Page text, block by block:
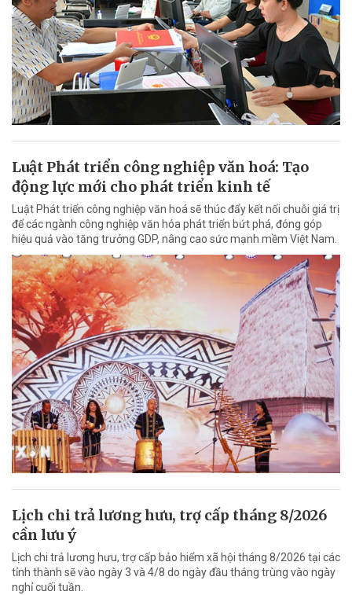
Luật Phát triển công nghiệp văn hoá: Tạo
động lực mới cho phát triển kinh tế
Luật Phát triển công nghiệp văn hoá sẽ thúc đẩy kết nối chuỗi giá trị
để các ngành công nghiệp văn hóa phát triển bứt phá, đóng góp
hiệu quả vào tăng trưởng GDP, nâng cao sức mạnh mềm Việt Nam.
Lịch chi trả lương hưu, trợ cấp tháng 8/2026
cần lưu ý
Lịch chi trả lương hưu, trợ cấp bảo hiểm xã hội tháng 8/2026 tại các
tỉnh thành sẽ vào ngày 3 và 4/8 do ngày đầu tháng trùng vào ngày
nghỉ cuối tuần.